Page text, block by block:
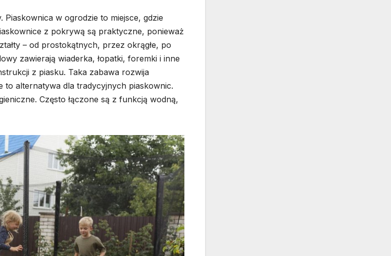
w ogrodzie to miejsce, gdzie
z pokrywą są praktyczne, ponieważ
– od prostokątnych, przez okrągłe, po
zawierają wiaderka, łopatki, foremki i inne
z piasku. Taka zabawa rozwija
to alternatywa dla tradycyjnych piaskownic.
Często łączone są z funkcją wodną,